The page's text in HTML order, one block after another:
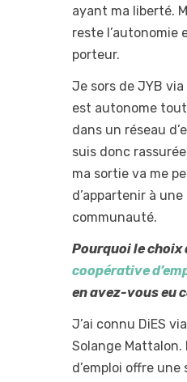
ayant ma liberté.
reste l’autonomie
porteur.
Je sors de JYB via
est autonome
dans un réseau
suis donc
ma sortie va me
d’appartenir à
communauté.
Pourquoi le choix
coopérative
en avez-vous eu
J’ai connu DiES
Solange Mattalon.
d’emploi offre